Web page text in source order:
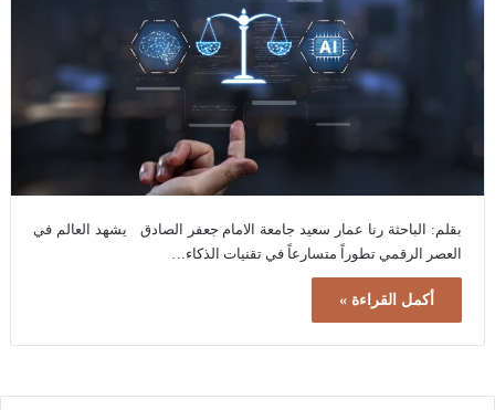
بقلم: الباحثة رنا عمار سعيد جامعة الامام جعفر الصادق يشهد العالم في
العصر الرقمي تطوراً متسارعاً في تقنيات الذكاء…
أكمل القراءة »